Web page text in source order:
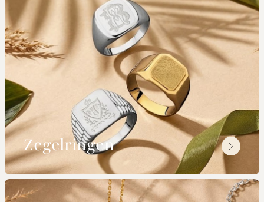
Zegelringen